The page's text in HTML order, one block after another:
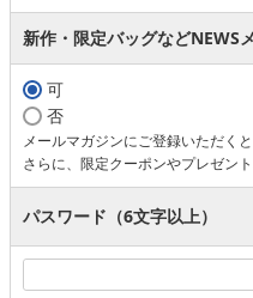
新作・限定バッグなどNEWS
可
否
メールマガジンにご登録いただく
さらに、限定クーポンやプレゼン
パスワード（6文字以上）